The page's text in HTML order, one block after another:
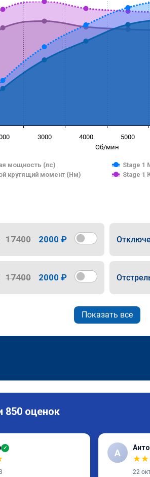
Об/мин
мощность (лс)
Stage 1
крутящий момент (Нм)
Stage 1
3000 4000 5000
17400 2000 ₽
17400 2000 ₽
Показать все
850 оценок
✓ А
★★
22